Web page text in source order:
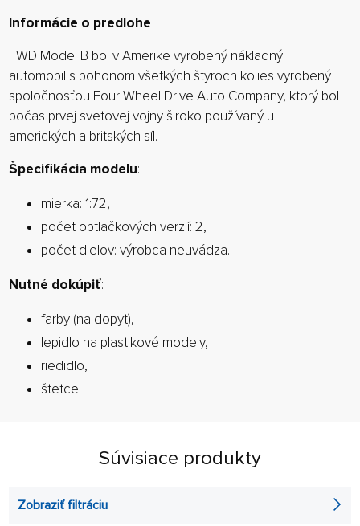
Informácie o predlohe
FWD Model B bol v Amerike vyrobený nákladný
automobil s pohonom všetkých štyroch kolies vyrobený
spoločnosťou Four Wheel Drive Auto Company, ktorý bol
počas prvej svetovej vojny široko používaný u
amerických a britských síl.
Špecifikácia modelu:
mierka: 1:72,
počet obtlačkových verzií: 2,
počet dielov: výrobca neuvádza.
Nutné dokúpiť:
farby (na dopyt),
lepidlo na plastikové modely,
riedidlo,
štetce.
Súvisiace produkty
Zobraziť filtráciu